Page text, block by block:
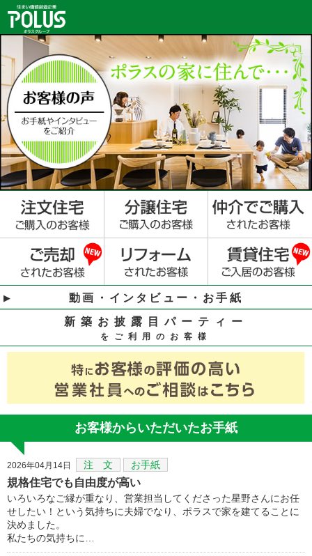
動画・インタビュー・お手紙
新築お披露目パーティー
をご利用のお客様
お客様からいただいたお手紙
2026年04月14日 注 文 お手紙
規格住宅でも自由度が高い
いろいろなご縁が重なり、営業担当してくださった星野さんにお任
せしたい！という気持ちに夫婦でなり、ポラスで家を建てることに
決めました。
私たちの気持ちに…